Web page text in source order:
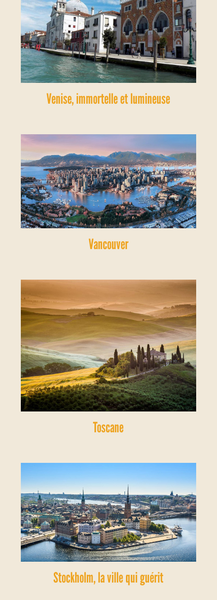
Venise, immortelle et lumineuse
Vancouver
Toscane
Stockholm, la ville qui guérit